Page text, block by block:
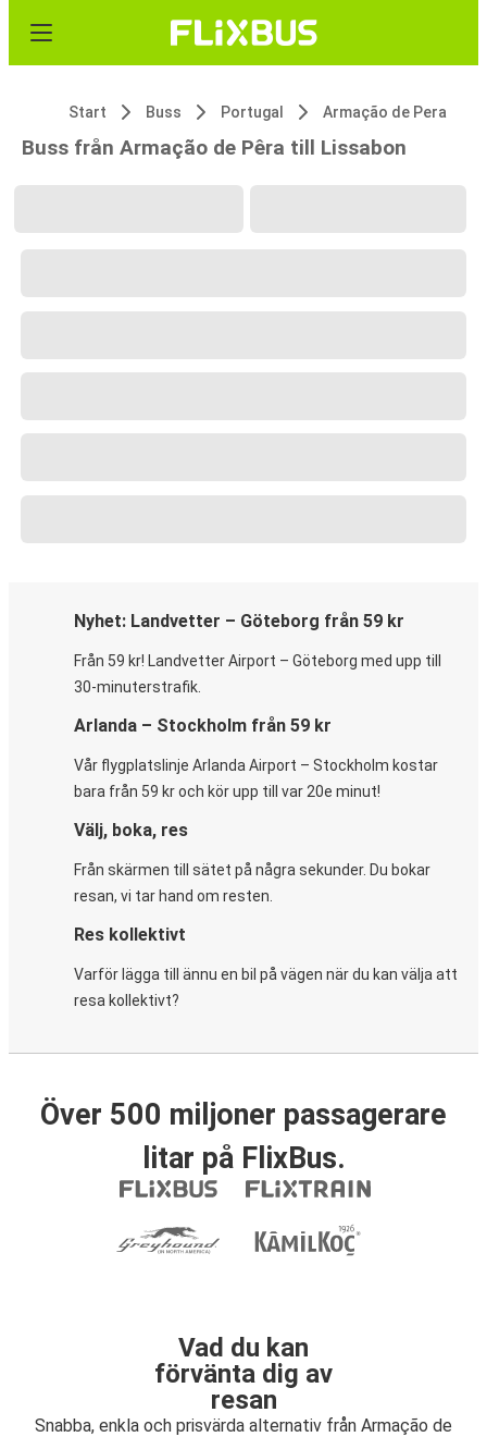
Start Buss Portugal Armação de Pera
Buss från Armação de Pêra till Lissabon
Nyhet: Landvetter – Göteborg från 59 kr
Från 59 kr! Landvetter Airport – Göteborg med upp till
30-minuterstrafik.
Arlanda – Stockholm från 59 kr
Vår flygplatslinje Arlanda Airport – Stockholm kostar
bara från 59 kr och kör upp till var 20e minut!
Välj, boka, res
Från skärmen till sätet på några sekunder. Du bokar
resan, vi tar hand om resten.
Res kollektivt
Varför lägga till ännu en bil på vägen när du kan välja att
resa kollektivt?
Över 500 miljoner passagerare
litar på FlixBus.
Vad du kan
förvänta dig av
resan
Snabba, enkla och prisvärda alternativ från Armação de